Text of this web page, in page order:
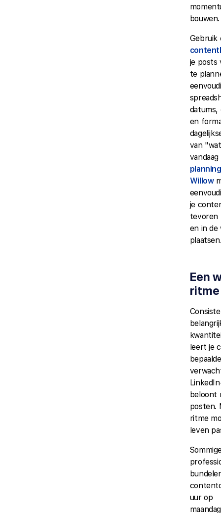
bouwen.
Gebruik
je posts
te
datums,
en
van
Willow
je
tevoren
en in
Een
leert je
beloont
posten.
ritme
leven
uur op